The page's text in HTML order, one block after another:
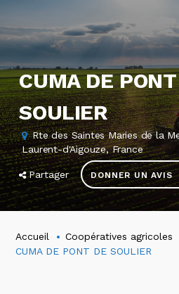
CUMA DE
SOULIER
Rte des Saintes Maries de la
Laurent-d'Aigouze, France
Partager DONNER UN AVIS
Accueil
Coopératives agricoles
CUMA DE PONT DE SOULIER